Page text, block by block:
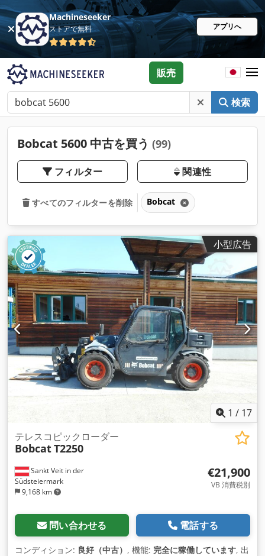
Machineseeker
ストアで無料 アプリへ
検索
販売
Bobcat 5600 中古を買う (99)
フィルター 関連性
すべてのフィルターを削除 Bobcat
小型広告
1 / 17
Sankt Veit in der
Südsteiermark
9,168 km
テレスコピックローダー
BobcatT2250
€21,900
VB 消費税別
問い合わせる 電話する
コンディション: 良好（中古） , 機能: 完全に稼働しています, 出